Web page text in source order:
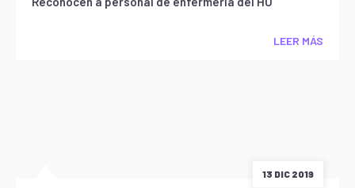
LEER MÁS
13 DIC 2019